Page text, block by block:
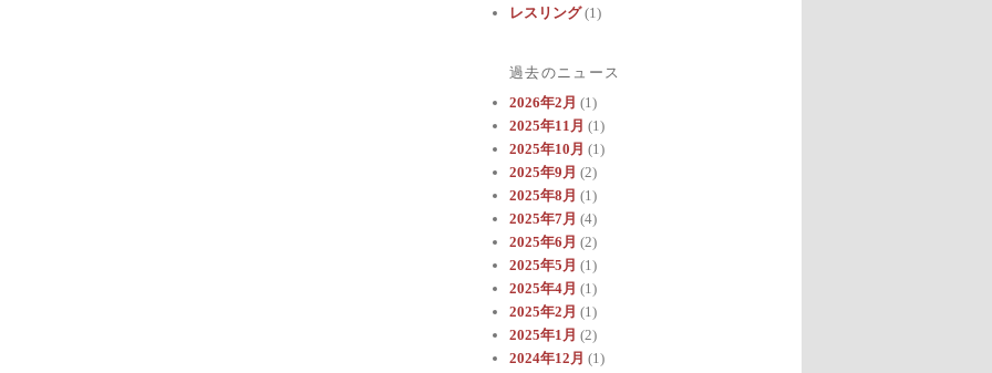
レスリング(1)
過去のニュース
2026年2月 (1)
2025年11月 (1)
2025年10月 (1)
2025年9月 (2)
2025年8月 (1)
2025年7月 (4)
2025年6月 (2)
2025年5月 (1)
2025年4月 (1)
2025年2月 (1)
2025年1月 (2)
2024年12月 (1)